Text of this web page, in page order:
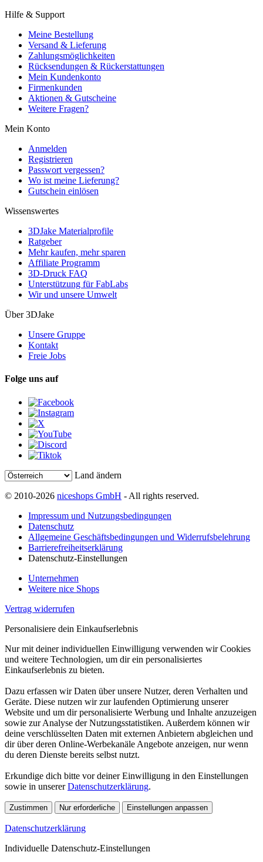
Hilfe & Support
Meine Bestellung
Versand & Lieferung
Zahlungsmöglichkeiten
Rücksendungen & Rückerstattungen
Mein Kundenkonto
Firmenkunden
Aktionen & Gutscheine
Weitere Fragen?
Mein Konto
Anmelden
Registrieren
Passwort vergessen?
Wo ist meine Lieferung?
Gutschein einlösen
Wissenswertes
3DJake Materialprofile
Ratgeber
Mehr kaufen, mehr sparen
Affiliate Programm
3D-Druck FAQ
Unterstützung für FabLabs
Wir und unsere Umwelt
Über 3DJake
Unsere Gruppe
Kontakt
Freie Jobs
Folge uns auf
Land ändern
© 2010-2026 niceshops GmbH - All rights reserved.
Impressum und Nutzungsbedingungen
Datenschutz
Allgemeine Geschäftsbedingungen und Widerrufsbelehrung
Barrierefreiheitserklärung
Datenschutz-Einstellungen
Unternehmen
Weitere nice Shops
Vertrag widerrufen
Personalisiere dein Einkaufserlebnis
Nur mit deiner individuellen Einwilligung verwenden wir Cookies
und weitere Technologien, um dir ein personalisiertes
Einkaufserlebnis zu bieten.
Dazu erfassen wir Daten über unsere Nutzer, deren Verhalten und
Geräte. Diese nutzen wir zur laufenden Optimierung unserer
Website und um dir personalisierte Werbung und Inhalte anzuzeigen
sowie zur Analyse der Nutzungsstatistiken. Außerdem können wir
deine verschlüsselten Daten mit externen Anbietern abgleichen und
dir über deren Online-Werbekanäle Angebote anzeigen, nur wenn
du deren Dienste bereits selbst nutzt.
Erkundige dich bitte vor deiner Einwilligung in den Einstellungen
sowie in unsererDatenschutzerklärung.
Zustimmen Nur erforderliche Einstellungen anpassen
Datenschutzerklärung
Individuelle Datenschutz-Einstellungen